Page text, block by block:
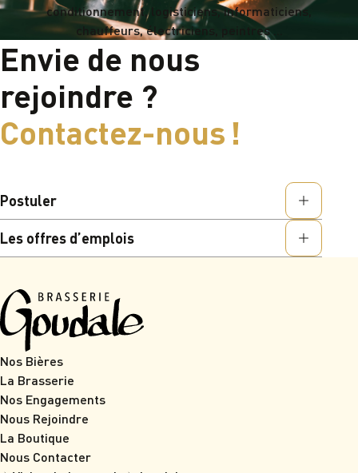
conditionnement, logisticiens, informaticiens,
chauffeurs, électriciens, peintres ...
Envie de nous
rejoindre ?
Contactez-nous !
Postuler
Les offres d’emplois
Nos Bières
La Brasserie
Nos Engagements
Nous Rejoindre
La Boutique
Nous Contacter